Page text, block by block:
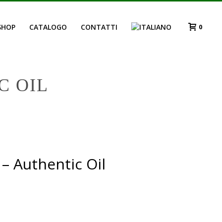
CATALOGO CONTATTI 0
OIL
Authentic Oil